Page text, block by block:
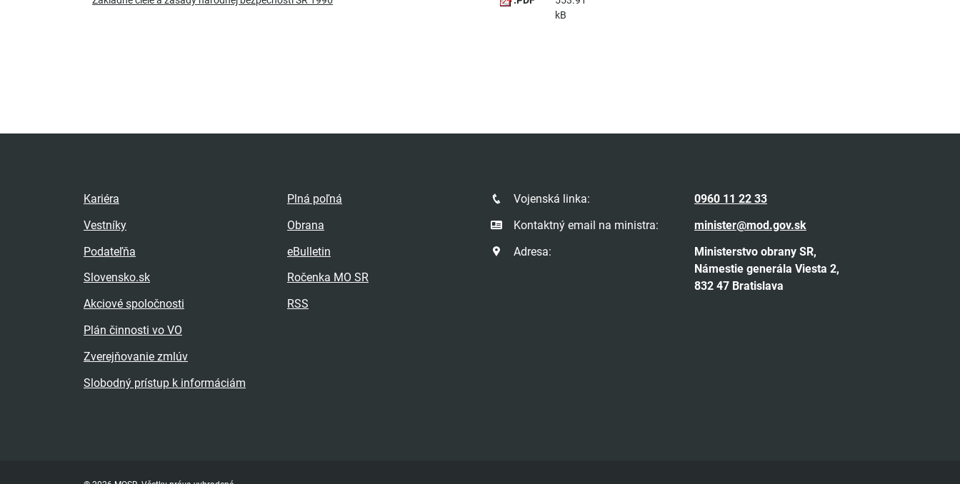
kB
Kariéra
Vestníky
Podateľňa
Slovensko.sk
Akciové spoločnosti
Plán činnosti vo VO
Zverejňovanie zmlúv
Slobodný prístup k informáciám
Plná poľná
Obrana
eBulletin
Ročenka MO SR
RSS
Vojenská linka:
0960 11 22 33
Kontaktný email na ministra:
minister@mod.gov.sk
Adresa:
Ministerstvo obrany SR,
Námestie generála Viesta 2,
832 47 Bratislava